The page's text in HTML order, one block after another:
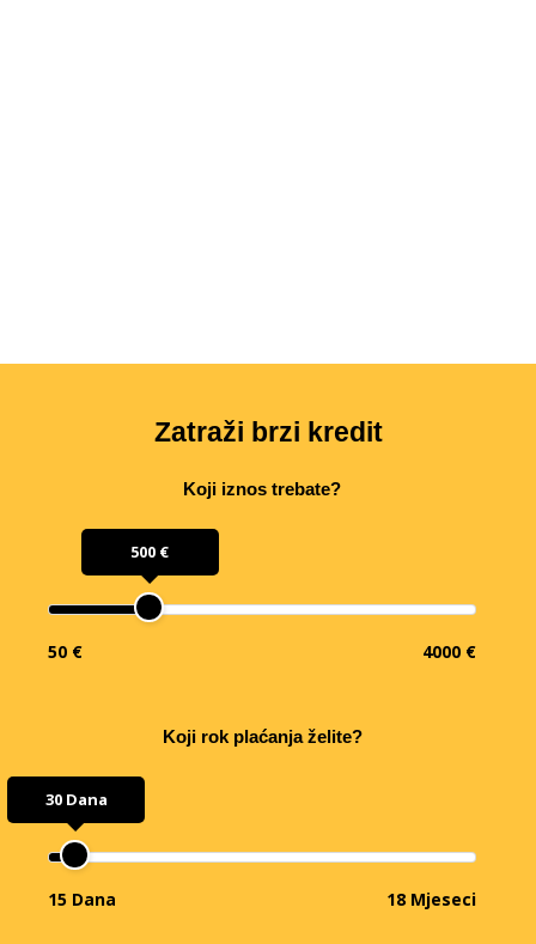
Zatraži brzi kredit
Koji iznos trebate?
500 €
50 € 4000 €
Koji rok plaćanja želite?
30 Dana
15 Dana 18 Mjeseci